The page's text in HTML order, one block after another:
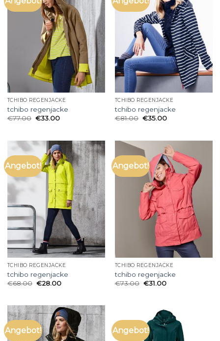
TCHIBO REGENJACKE
tchibo regenjacke
€77.00 €33.00
TCHIBO REGENJACKE
tchibo regenjacke
€81.00 €35.00
Angebot!
TCHIBO REGENJACKE
tchibo regenjacke
€68.00 €28.00
Angebot!
TCHIBO REGENJACKE
tchibo regenjacke
€73.00 €31.00
Angebot! Angebot!